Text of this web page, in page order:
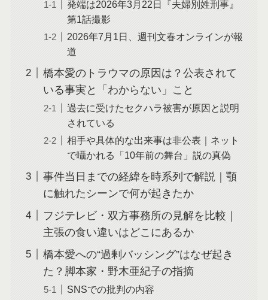
発端は2026年3月22日『夫婦別姓刑事』
第1話撮影
2026年7月1日、週刊文春オンラインが報
道
橋本愛のトラウマの原因は？公表されて
いる事実と「わからない」こと
過去に受けたセクハラ被害が原因と説明
されている
相手や具体的な出来事は非公表｜ネット
で囁かれる「10年前の舞台」説の真偽
事件当日までの経緯を時系列で解説｜顎
に触れたシーンで何が起きたか
フジテレビ・双方事務所の見解を比較｜
主張の食い違いはどこにあるか
橋本愛への“過剰バッシング”はなぜ起き
た？脚本家・野木亜紀子の指摘
SNSでの批判の内容